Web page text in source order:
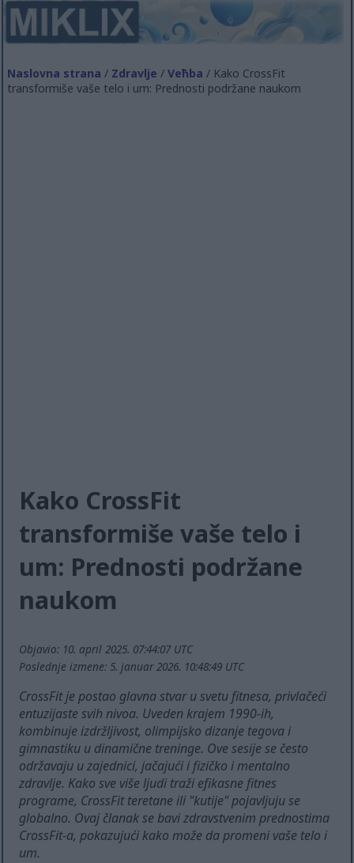
Naslovna strana / Zdravlje /Veћba / Kako CrossFit
transformiše vaše telo i um: Prednosti podržane naukom
Kako CrossFit
transformiše vaše telo i
um: Prednosti podržane
naukom
Objavio: 10. april 2025. 07:44:07 UTC
Poslednje izmene: 5. januar 2026. 10:48:49 UTC
CrossFit je postao glavna stvar u svetu fitnesa, privlačeći
entuzijaste svih nivoa. Uveden krajem 1990-ih,
kombinuje izdržljivost, olimpijsko dizanje tegova i
gimnastiku u dinamične treninge. Ove sesije se često
održavaju u zajednici, jačajući i fizičko i mentalno
zdravlje. Kako sve više ljudi traži efikasne fitnes
programe, CrossFit teretane ili "kutije" pojavljuju se
globalno. Ovaj članak se bavi zdravstvenim prednostima
CrossFit-a, pokazujući kako može da promeni vaše telo i
um.